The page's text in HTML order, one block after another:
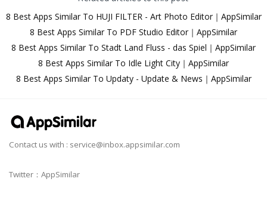
8 Best Apps Similar To HUJI FILTER - Art Photo Editor｜AppSimilar
8 Best Apps Similar To PDF Studio Editor｜AppSimilar
8 Best Apps Similar To Stadt Land Fluss - das Spiel｜AppSimilar
8 Best Apps Similar To Idle Light City｜AppSimilar
8 Best Apps Similar To Updaty - Update & News｜AppSimilar
Contact us with : service@inbox.appsimilar.com
Twitter：AppSimilar